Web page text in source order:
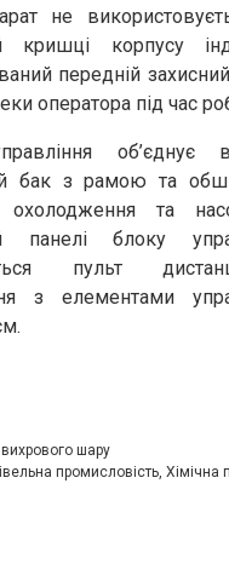
не
кришці корпусу
передній
оператора під час
об’єднує
бак з рамою та
охолодження та
панелі блоку
пульт
з елементами
шару
промисловість, Хімічна